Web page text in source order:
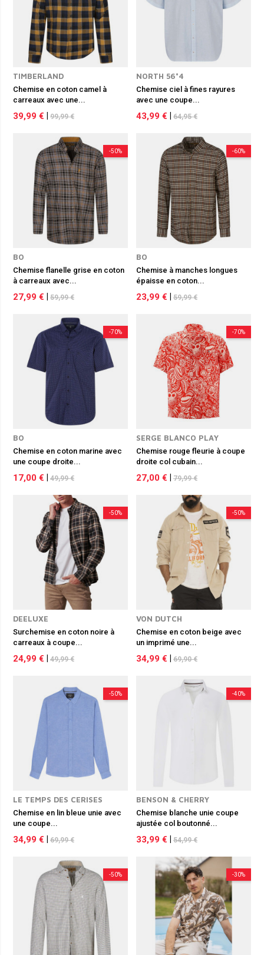
TIMBERLAND
Chemise en coton camel à
carreaux avec une...
39,99 € 99,99 €
NORTH 56°4
Chemise ciel à fines rayures
avec une coupe...
43,99 € 64,95 €
-50%
BO
Chemise flanelle grise en coton
à carreaux avec...
27,99 € 59,99 €
-60%
BO
Chemise à manches longues
épaisse en coton...
23,99 € 59,99 €
-70%
BO
Chemise en coton marine avec
une coupe droite...
17,00 € 49,99 €
-70%
SERGE BLANCO PLAY
Chemise rouge fleurie à coupe
droite col cubain...
27,00 € 79,99 €
-50%
DEELUXE
Surchemise en coton noire à
carreaux à coupe...
24,99 € 49,99 €
-50%
VON DUTCH
Chemise en coton beige avec
un imprimé une...
34,99 € 69,90 €
-50%
LE TEMPS DES CERISES
Chemise en lin bleue unie avec
une coupe...
34,99 € 69,99 €
-40%
BENSON & CHERRY
Chemise blanche unie coupe
ajustée col boutonné...
33,99 € 54,99 €
-50% -30%